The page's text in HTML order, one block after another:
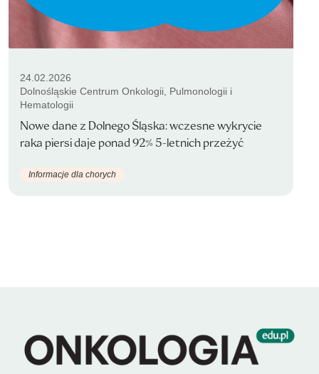
24.02.2026
Dolnośląskie Centrum Onkologii, Pulmonologii i
Hematologii
Nowe dane z Dolnego Śląska: wczesne wykrycie
raka piersi daje ponad 92% 5-letnich przeżyć
Informacje dla chorych